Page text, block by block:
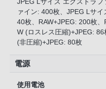
JPEG Lサイズ エクストラ
ァイン: 400枚、JPEG Lサ
40枚、RAW+JPEG: 200枚
W (ロスレス圧縮)+JPEG:
(非圧縮)+JPEG: 80枚
電源
使用電池